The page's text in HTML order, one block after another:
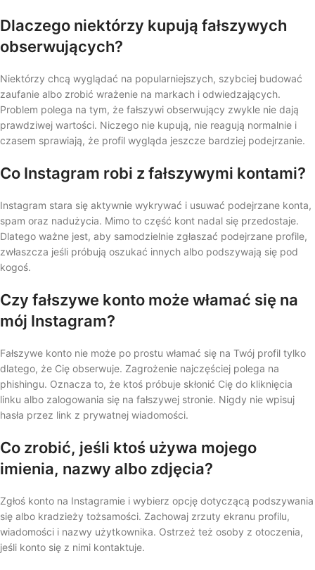
Dlaczego niektórzy kupują fałszywych
obserwujących?
Niektórzy chcą wyglądać na popularniejszych, szybciej budować
zaufanie albo zrobić wrażenie na markach i odwiedzających.
Problem polega na tym, że fałszywi obserwujący zwykle nie dają
prawdziwej wartości. Niczego nie kupują, nie reagują normalnie i
czasem sprawiają, że profil wygląda jeszcze bardziej podejrzanie.
Co Instagram robi z fałszywymi kontami?
Instagram stara się aktywnie wykrywać i usuwać podejrzane konta,
spam oraz nadużycia. Mimo to część kont nadal się przedostaje.
Dlatego ważne jest, aby samodzielnie zgłaszać podejrzane profile,
zwłaszcza jeśli próbują oszukać innych albo podszywają się pod
kogoś.
Czy fałszywe konto może włamać się na
mój Instagram?
Fałszywe konto nie może po prostu włamać się na Twój profil tylko
dlatego, że Cię obserwuje. Zagrożenie najczęściej polega na
phishingu. Oznacza to, że ktoś próbuje skłonić Cię do kliknięcia
linku albo zalogowania się na fałszywej stronie. Nigdy nie wpisuj
hasła przez link z prywatnej wiadomości.
Co zrobić, jeśli ktoś używa mojego
imienia, nazwy albo zdjęcia?
Zgłoś konto na Instagramie i wybierz opcję dotyczącą podszywania
się albo kradzieży tożsamości. Zachowaj zrzuty ekranu profilu,
wiadomości i nazwy użytkownika. Ostrzeż też osoby z otoczenia,
jeśli konto się z nimi kontaktuje.